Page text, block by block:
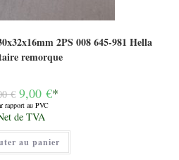
2PS 008 645-981 Hella
remorque
€ Le
prix
initial
était :
19,00 €.
9,00 €*
rapport au PVC
:
€.
de TVA
au panier